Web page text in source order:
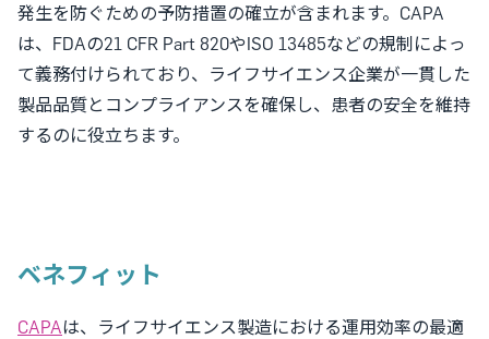
発生を防ぐための予防措置の確立が含まれます。CAPA
は、FDAの21 CFR Part 820やISO 13485などの規制によっ
て義務付けられており、ライフサイエンス企業が一貫した
製品品質とコンプライアンスを確保し、患者の安全を維持
するのに役立ちます。
ベネフィット
CAPAは、ライフサイエンス製造における運用効率の最適